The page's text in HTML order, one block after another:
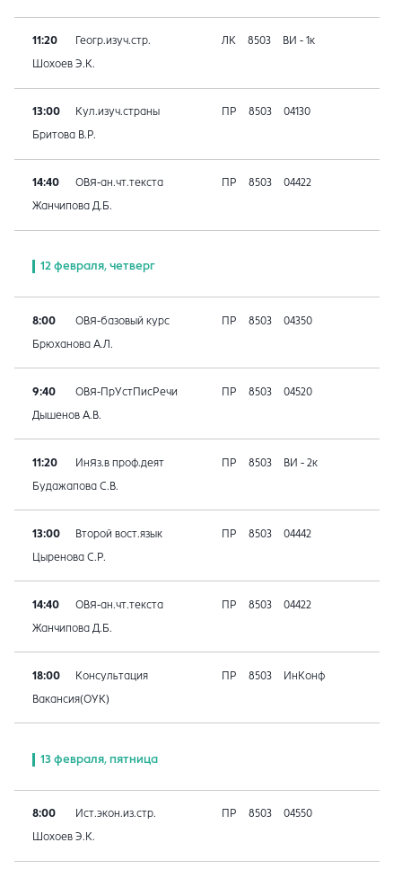
11:20 Геогр.изуч.стр. ЛК 8503 ВИ - 1к
Шохоев Э.К.
13:00 Кул.изуч.страны ПР 8503 04130
Бритова В.Р.
14:40 ОВЯ-ан.чт.текста ПР 8503 04422
Жанчипова Д.Б.
12 февраля, четверг
8:00 ОВЯ-базовый курс ПР 8503 04350
Брюханова А.Л.
9:40 ОВЯ-ПрУстПисРечи ПР 8503 04520
Дышенов А.В.
11:20 ИнЯз.в проф.деят ПР 8503 ВИ - 2к
Будажапова С.В.
13:00 Второй вост.язык ПР 8503 04442
Цыренова С.Р.
14:40 ОВЯ-ан.чт.текста ПР 8503 04422
Жанчипова Д.Б.
18:00 Консультация ПР 8503 ИнКонф
Вакансия(ОУК)
13 февраля, пятница
8:00 Ист.экон.из.стр. ПР 8503 04550
Шохоев Э.К.